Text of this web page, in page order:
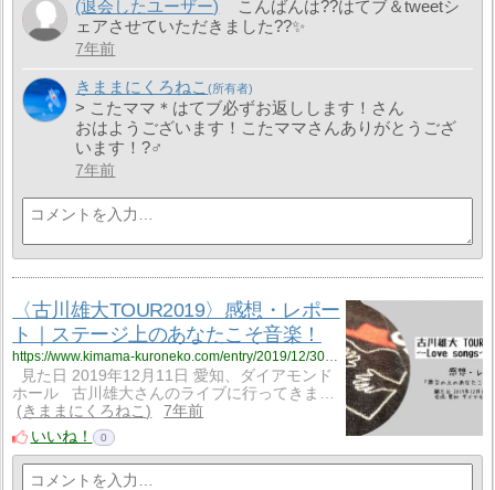
(退会したユーザー)
こんばんは??はてブ＆tweetシ
ェアさせていただきました??✨
7年前
きままにくろねこ
> こたママ＊はてブ必ずお返しします！さん
おはようございます！こたママさんありがとうござ
います！?‍♂️
7年前
〈古川雄大TOUR2019〉感想・レポー
ト｜ステージ上のあなたこそ音楽！
https://www.kimama-kuroneko.com/entry/2019/12/30/073145
見た日 2019年12月11日 愛知、ダイアモンド
ホール 古川雄大さんのライブに行ってきま…
きままにくろねこ
7年前
いいね！
0